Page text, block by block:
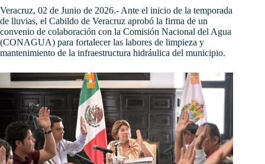
Veracruz, 02 de Junio de 2026.- Ante el inicio de la temporada
de lluvias, el Cabildo de Veracruz aprobó la firma de un
convenio de colaboración con la Comisión Nacional del Agua
(CONAGUA) para fortalecer las labores de limpieza y
mantenimiento de la infraestructura hidráulica del municipio.